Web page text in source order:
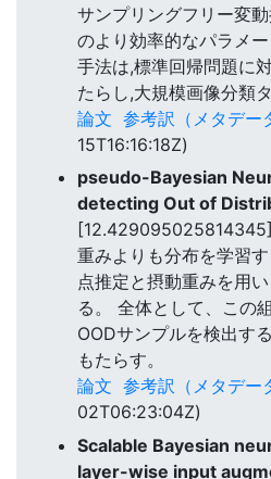
サンプリングフリー変
のより効率的なパラメ
手法は,標準回帰問題に
たらし,大規模画像分類
論文 参考訳（メタデー
15T16:16:18Z)
pseudo-Bayesian
detecting Out of
[12.429095025814345]
重みよりも分布を学習
点推定と摂動重みを用
る。 全体として、この
OODサンプルを検出す
もたらす。
論文 参考訳（メタデー
02T06:23:04Z)
Scalable Bayesian
layer-wise input